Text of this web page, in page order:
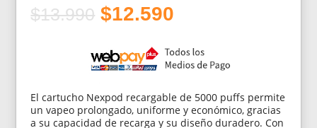
$13.990 El
precio
era:
$13.990.
$12.590
es:
$12.590.
El cartucho Nexpod recargable de 5000 puffs permite
un vapeo prolongado, uniforme y económico, gracias
a su capacidad de recarga y su diseño duradero. Con